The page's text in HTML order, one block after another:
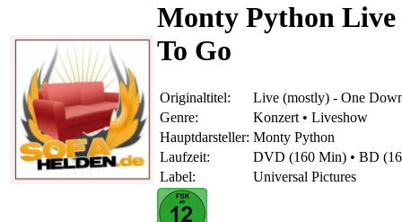
Monty Python Live
To Go
Originaltitel:
Live (mostly) - One
Genre:
Konzert • Liveshow
Hauptdarsteller: Monty Python
Laufzeit:
DVD (160 Min) • BD
Label:
Universal Pictures